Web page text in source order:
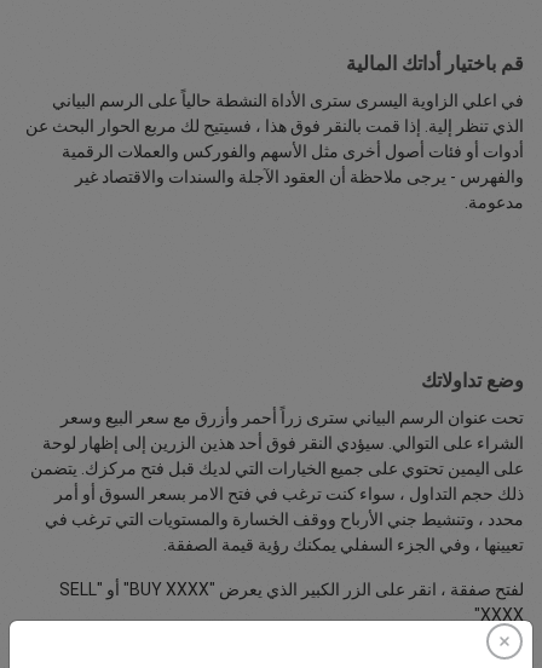
قم باختيار أداتك المالية
في اعلي الزاوية اليسرى سترى الأداة النشطة حالياً على الرسم البياني
الذي تنظر إلية. إذا قمت بالنقر فوق هذا ، فسيتيح لك مربع الحوار البحث عن
أدوات أو فئات أصول أخرى مثل الأسهم والفوركس والعملات الرقمية
والفهرس - يرجى ملاحظة أن العقود الآجلة والسندات والاقتصاد غير
مدعومة.
وضع تداولاتك
تحت عنوان الرسم البياني سترى زراً أحمر وأزرق مع سعر البيع وسعر
الشراء على التوالي. سيؤدي النقر فوق أحد هذين الزرين إلى إظهار لوحة
على اليمين تحتوي على جميع الخيارات التي لديك قبل فتح مركزك. يتضمن
ذلك حجم التداول ، سواء كنت ترغب في فتح الامر بسعر السوق أو أمر
محدد ، وتنشيط جني الأرباح ووقف الخسارة والمستويات التي ترغب في
تعيينها ، وفي الجزء السفلي يمكنك رؤية قيمة الصفقة.
لفتح صفقة ، انقر على الزر الكبير الذي يعرض "BUY XXXX" أو "SELL
XXXX"